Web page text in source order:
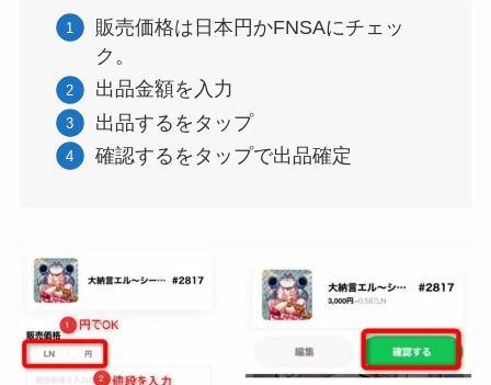
販売価格は日本円かFNSAにチェッ
ク。
出品金額を入力
出品するをタップ
確認するをタップで出品確定